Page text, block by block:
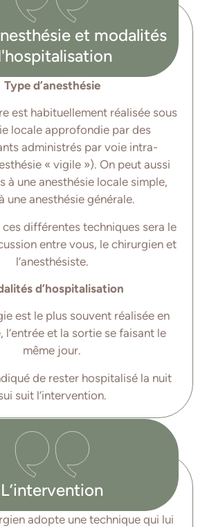
et modalités
Type d’anesthésie
est habituellement réalisée sous
locale approfondie par des
administrés par voie intra-
« vigile »). On peut aussi
à une anesthésie locale simple,
une anesthésie générale.
ces différentes techniques sera le
entre vous, le chirurgien et
l’anesthésiste.
d’hospitalisation
est le plus souvent réalisée en
l’entrée et la sortie se faisant le
même jour.
de rester hospitalisé la nuit
suit l’intervention.
L’intervention
adopte une technique qui lui